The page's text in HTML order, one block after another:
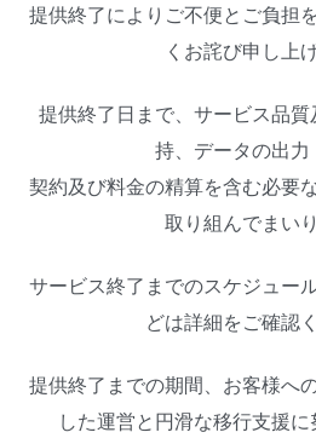
提供終了によりご不便とご負担
くお詫び申し上
提供終了日まで、サービス品
持、データの出力
契約及び料金の精算を含む必要
取り組んでまいり
サービス終了までのスケジュー
どは詳細をご確認
提供終了までの期間、お客様へ
した運営と円滑な移行支援に